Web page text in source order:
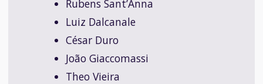
Rubens Sant’Anna
Luiz Dalcanale
César Duro
João Giaccomassi
Theo Vieira